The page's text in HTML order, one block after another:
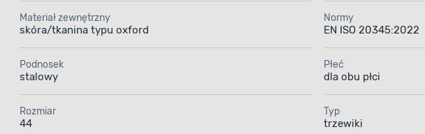
Materiał zewnętrzny
skóra/tkanina typu oxford
Normy
EN ISO 20345:2022
Podnosek
stalowy
Płeć
dla obu płci
Rozmiar
44
Typ
trzewiki